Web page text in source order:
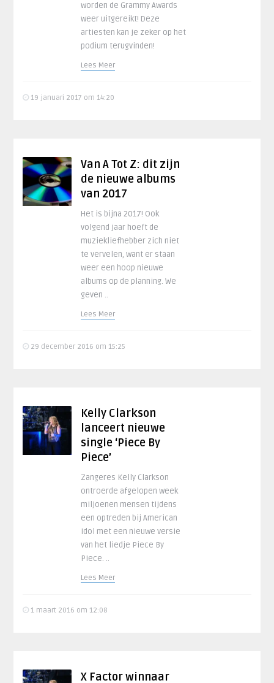
worden de Grammy Awards
weer uitgereikt! Deze
artiesten kan je zeker op het
podium terugvinden!
Lees Meer
19 januari 2017 om 14:20
Van A Tot Z: dit zijn
de nieuwe albums
van 2017
Het is bijna 2017! Ook
volgend jaar hoeft de
muziekliefhebber zich niet
te vervelen, want er staan
weer een hoop nieuwe
albums op de planning. We
geven ..
Lees Meer
29 december 2016 om 15:25
Kelly Clarkson
lanceert nieuwe
single ‘Piece By
Piece’
Zangeres Kelly Clarkson
ontroerde afgelopen week
miljoenen mensen tijdens
een optreden bij American
Idol met een nieuwe versie
van het liedje Piece By
Piece. ..
Lees Meer
1 maart 2016 om 12:08
X Factor winnaar